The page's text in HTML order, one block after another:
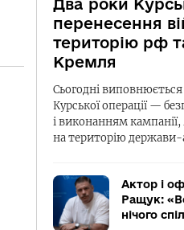
Два роки
перенесення
територію рф
Кремля
Сьогодні
Курської операції —
і виконанням кампанії,
на територію держави-
Актор і
Ращук:
нічого